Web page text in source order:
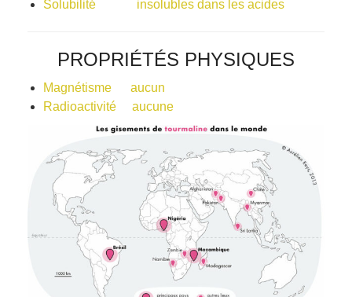
Solubilité insolubles dans les acides
PROPRIÉTÉS PHYSIQUES
Magnétisme aucun
Radioactivité aucune